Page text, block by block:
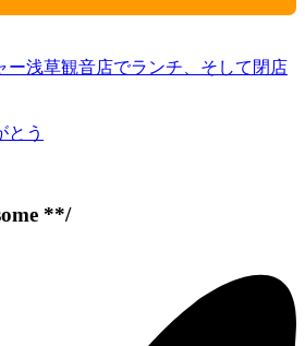
ー浅草観音店でランチ、そして閉店
とう
**/